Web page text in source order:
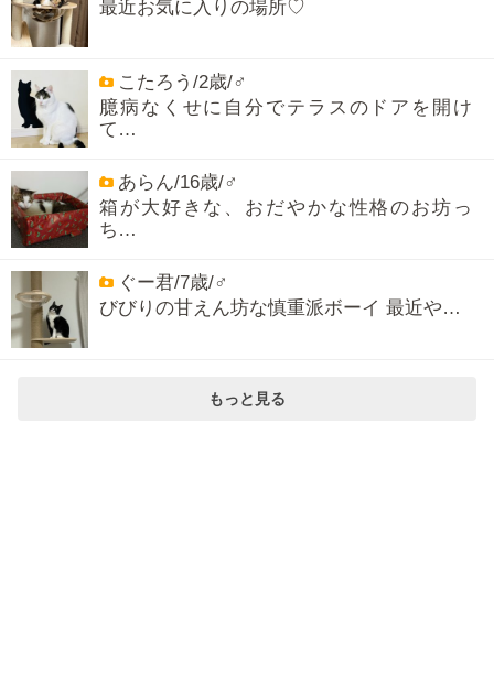
最近お気に入りの場所♡
こたろう/2歳/♂
臆病なくせに自分でテラスのドアを開け
て…
あらん/16歳/♂
箱が大好きな、おだやかな性格のお坊っ
ち…
ぐー君/7歳/♂
びびりの甘えん坊な慎重派ボーイ 最近や…
もっと見る